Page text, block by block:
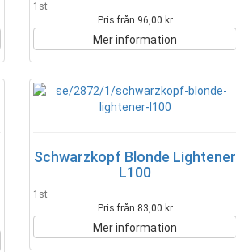
1st
Pris från 96,00 kr
Mer information
Schwarzkopf Blonde Lightener
L100
1st
Pris från 83,00 kr
Mer information